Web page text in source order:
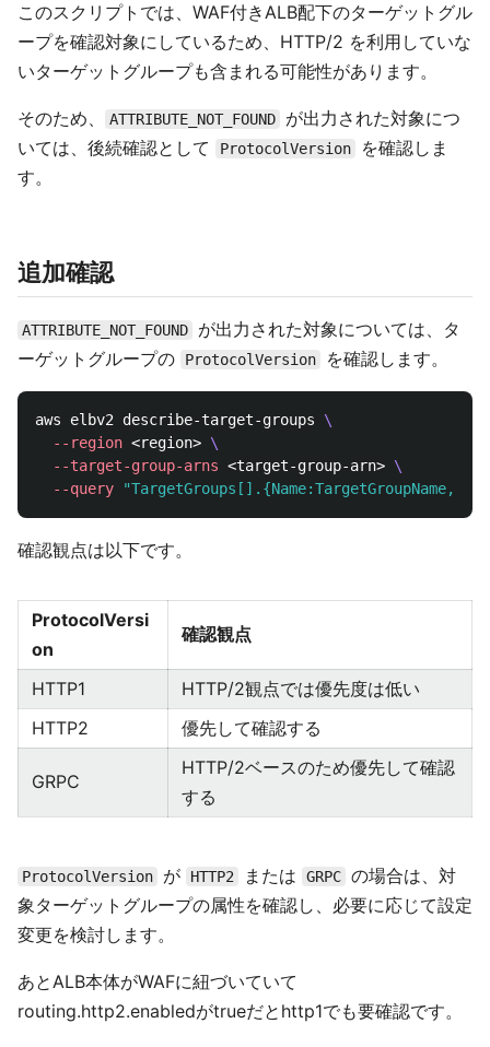
このスクリプトでは、WAF付きALB配下のターゲットグル
ープを確認対象にしているため、HTTP/2 を利用していな
いターゲットグループも含まれる可能性があります。
そのため、 ATTRIBUTE_NOT_FOUND
が出力された対象につ
いては、後続確認として
ProtocolVersion
を確認しま
す。
追加確認
ATTRIBUTE_NOT_FOUND
が出力された対象については、タ
ーゲットグループの
ProtocolVersion を確認します。
aws elbv2 describe-target-groups \
--region <region> \
--target-group-arns <target-group-arn> \
--query
確認観点は以下です。
ProtocolVersi
on
確認観点
HTTP1
HTTP/2観点では優先度は低い
HTTP2
優先して確認する
GRPC
HTTP/2ベースのため優先して確認
する
ProtocolVersion が HTTP2 または GRPC の場合は、対
象ターゲットグループの属性を確認し、必要に応じて設定
変更を検討します。
あとALB本体がWAFに紐づいていて
routing.http2.enabledがtrueだとhttp1でも要確認です。